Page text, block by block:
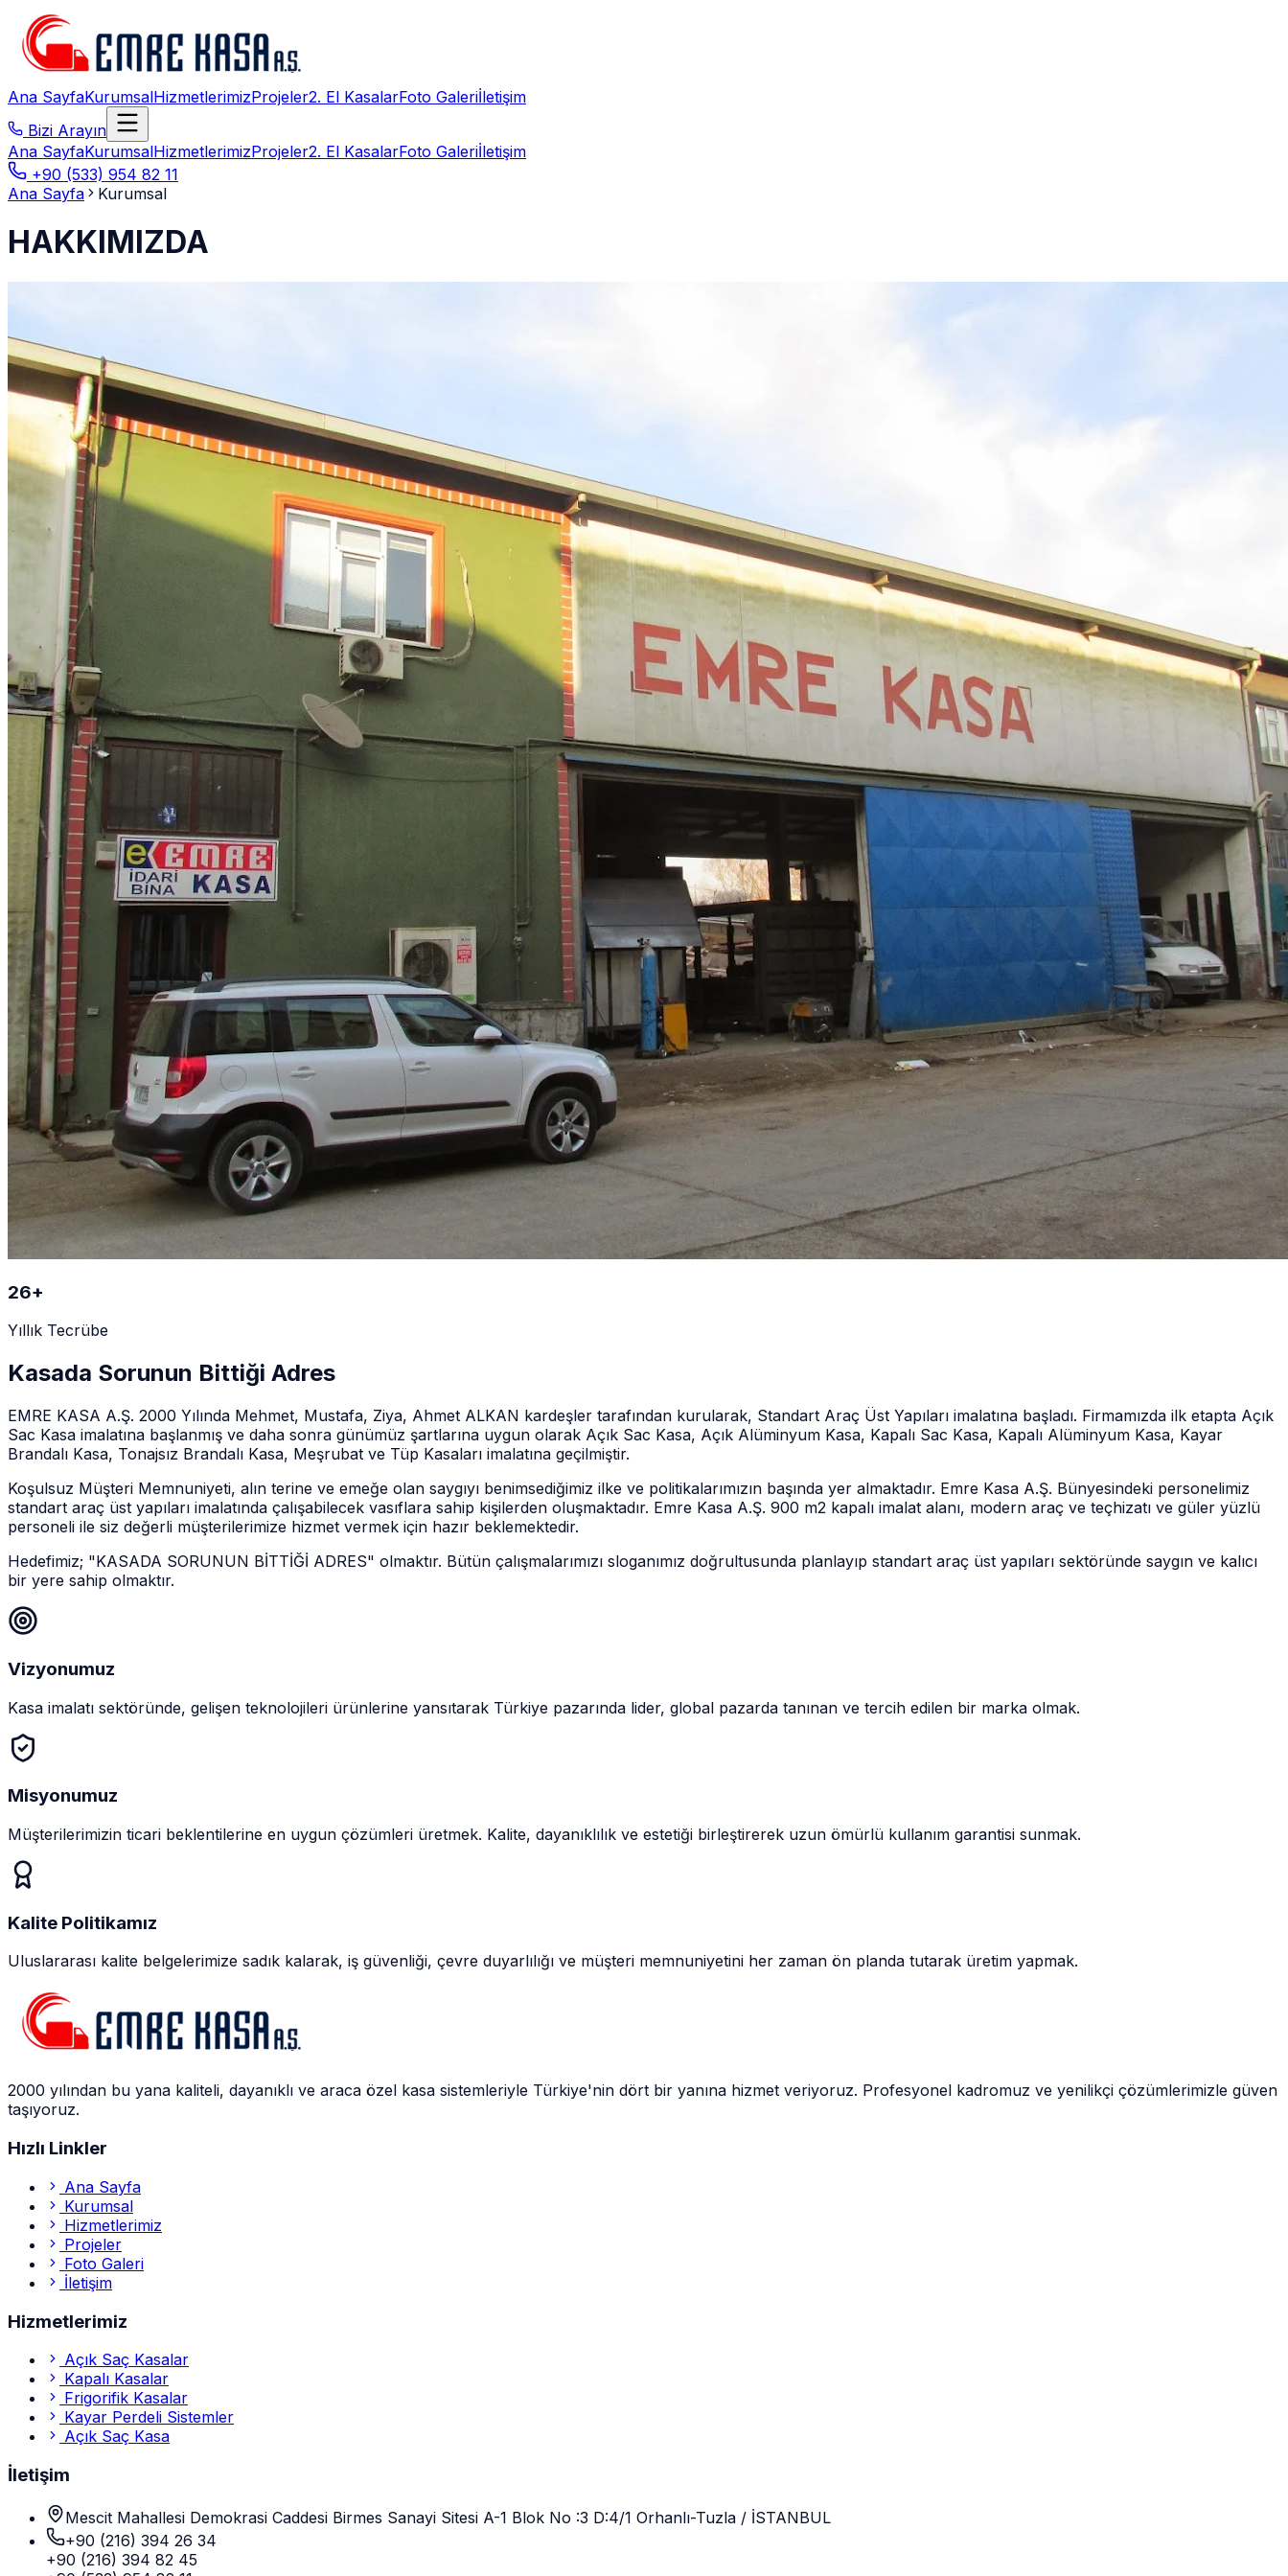
Ana SayfaKurumsalHizmetlerimizProjeler2. El KasalarFoto Galeriİletişim
Bizi Arayın
Ana SayfaKurumsalHizmetlerimizProjeler2. El KasalarFoto Galeriİletişim
+90 (533) 954 82 11
Ana Sayfa
Kurumsal
HAKKIMIZDA
26+
Yıllık Tecrübe
Kasada Sorunun Bittiği Adres
EMRE KASA A.Ş. 2000 Yılında Mehmet, Mustafa, Ziya, Ahmet ALKAN kardeşler tarafından kurularak, Standart Araç Üst Yapıları imalatına başladı. Firmamızda ilk etapta Açık
Sac Kasa imalatına başlanmış ve daha sonra günümüz şartlarına uygun olarak Açık Sac Kasa, Açık Alüminyum Kasa, Kapalı Sac Kasa, Kapalı Alüminyum Kasa, Kayar
Brandalı Kasa, Tonajsız Brandalı Kasa, Meşrubat ve Tüp Kasaları imalatına geçilmiştir.
Koşulsuz Müşteri Memnuniyeti, alın terine ve emeğe olan saygıyı benimsediğimiz ilke ve politikalarımızın başında yer almaktadır. Emre Kasa A.Ş. Bünyesindeki personelimiz
standart araç üst yapıları imalatında çalışabilecek vasıflara sahip kişilerden oluşmaktadır. Emre Kasa A.Ş. 900 m2 kapalı imalat alanı, modern araç ve teçhizatı ve güler yüzlü
personeli ile siz değerli müşterilerimize hizmet vermek için hazır beklemektedir.
Hedefimiz; "KASADA SORUNUN BİTTİĞİ ADRES" olmaktır. Bütün çalışmalarımızı sloganımız doğrultusunda planlayıp standart araç üst yapıları sektöründe saygın ve kalıcı
bir yere sahip olmaktır.
Vizyonumuz
Kasa imalatı sektöründe, gelişen teknolojileri ürünlerine yansıtarak Türkiye pazarında lider, global pazarda tanınan ve tercih edilen bir marka olmak.
Misyonumuz
Müşterilerimizin ticari beklentilerine en uygun çözümleri üretmek. Kalite, dayanıklılık ve estetiği birleştirerek uzun ömürlü kullanım garantisi sunmak.
Kalite Politikamız
Uluslararası kalite belgelerimize sadık kalarak, iş güvenliği, çevre duyarlılığı ve müşteri memnuniyetini her zaman ön planda tutarak üretim yapmak.
2000 yılından bu yana kaliteli, dayanıklı ve araca özel kasa sistemleriyle Türkiye'nin dört bir yanına hizmet veriyoruz. Profesyonel kadromuz ve yenilikçi çözümlerimizle güven
taşıyoruz.
Hızlı Linkler
Ana Sayfa
Kurumsal
Hizmetlerimiz
Projeler
Foto Galeri
İletişim
Hizmetlerimiz
Açık Saç Kasalar
Kapalı Kasalar
Frigorifik Kasalar
Kayar Perdeli Sistemler
Açık Saç Kasa
İletişim
Mescit Mahallesi Demokrasi Caddesi Birmes Sanayi Sitesi A-1 Blok No :3 D:4/1 Orhanlı-Tuzla / İSTANBUL
+90 (216) 394 26 34
+90 (216) 394 82 45